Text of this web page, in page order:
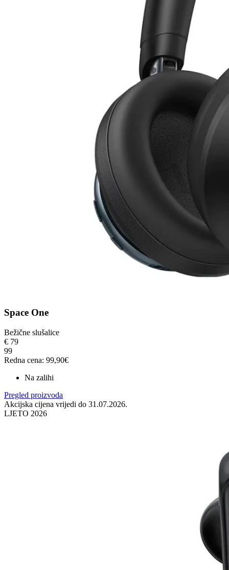
Space One
Bežične slušalice
€ 79
99
Redna cena: 99,90€
Na zalihi
Pregled proizvoda
Akcijska cijena vrijedi do 31.07.2026.
LJETO 2026